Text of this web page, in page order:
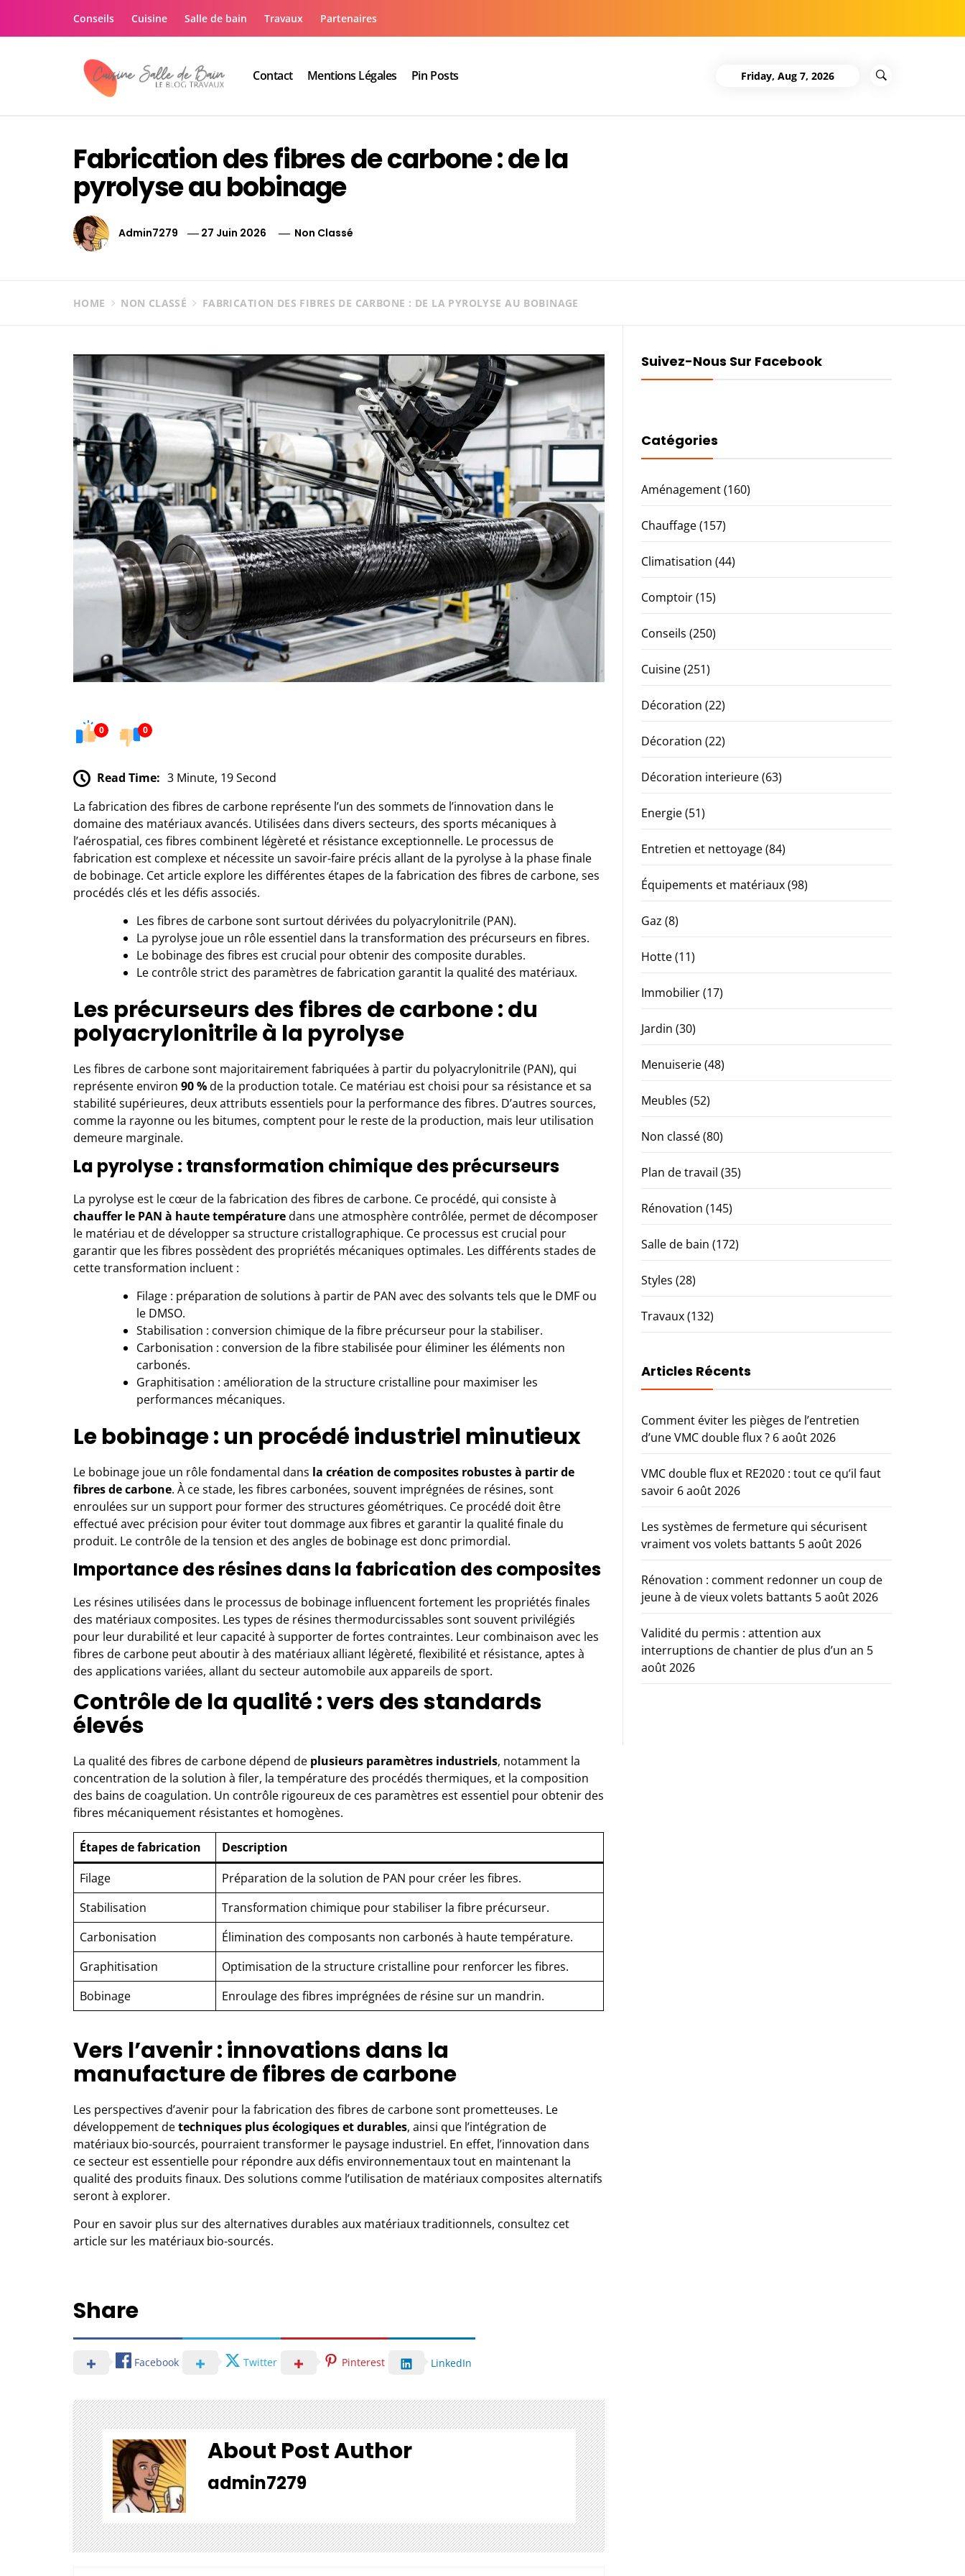
Conseils Cuisine Salle de bain Travaux Partenaires
Contact Mentions Légales Pin Posts Friday, Aug 7, 2026
Fabrication des fibres de carbone : de la
pyrolyse au bobinage
Admin7279 27 Juin 2026 Non Classé
HOME NON CLASSÉ FABRICATION DES FIBRES DE CARBONE : DE LA PYROLYSE AU BOBINAGE
0 0
Read Time: 3 Minute, 19 Second
La fabrication des fibres de carbone représente l’un des sommets de l’innovation dans le
domaine des matériaux avancés. Utilisées dans divers secteurs, des sports mécaniques à
l’aérospatial, ces fibres combinent légèreté et résistance exceptionnelle. Le processus de
fabrication est complexe et nécessite un savoir-faire précis allant de la pyrolyse à la phase finale
de bobinage. Cet article explore les différentes étapes de la fabrication des fibres de carbone, ses
procédés clés et les défis associés.
Les fibres de carbone sont surtout dérivées du polyacrylonitrile (PAN).
La pyrolyse joue un rôle essentiel dans la transformation des précurseurs en fibres.
Le bobinage des fibres est crucial pour obtenir des composite durables.
Le contrôle strict des paramètres de fabrication garantit la qualité des matériaux.
Les précurseurs des fibres de carbone : du
polyacrylonitrile à la pyrolyse
Les fibres de carbone sont majoritairement fabriquées à partir du polyacrylonitrile (PAN), qui
représente environ 90 %de la production totale. Ce matériau est choisi pour sa résistance et sa
stabilité supérieures, deux attributs essentiels pour la performance des fibres. D’autres sources,
comme la rayonne ou les bitumes, comptent pour le reste de la production, mais leur utilisation
demeure marginale.
La pyrolyse : transformation chimique des précurseurs
La pyrolyse est le cœur de la fabrication des fibres de carbone. Ce procédé, qui consiste à
chauffer le PAN à haute températuredans une atmosphère contrôlée, permet de décomposer
le matériau et de développer sa structure cristallographique. Ce processus est crucial pour
garantir que les fibres possèdent des propriétés mécaniques optimales. Les différents stades de
cette transformation incluent :
Filage : préparation de solutions à partir de PAN avec des solvants tels que le DMF ou
le DMSO.
Stabilisation : conversion chimique de la fibre précurseur pour la stabiliser.
Carbonisation : conversion de la fibre stabilisée pour éliminer les éléments non
carbonés.
Graphitisation : amélioration de la structure cristalline pour maximiser les
performances mécaniques.
Le bobinage : un procédé industriel minutieux
Le bobinage joue un rôle fondamental dans la création de composites robustes à partir de
fibres de carbone. À ce stade, les fibres carbonées, souvent imprégnées de résines, sont
enroulées sur un support pour former des structures géométriques. Ce procédé doit être
effectué avec précision pour éviter tout dommage aux fibres et garantir la qualité finale du
produit. Le contrôle de la tension et des angles de bobinage est donc primordial.
Importance des résines dans la fabrication des composites
Les résines utilisées dans le processus de bobinage influencent fortement les propriétés finales
des matériaux composites. Les types de résines thermodurcissables sont souvent privilégiés
pour leur durabilité et leur capacité à supporter de fortes contraintes. Leur combinaison avec les
fibres de carbone peut aboutir à des matériaux alliant légèreté, flexibilité et résistance, aptes à
des applications variées, allant du secteur automobile aux appareils de sport.
Contrôle de la qualité : vers des standards
élevés
La qualité des fibres de carbone dépend de plusieurs paramètres industriels, notamment la
concentration de la solution à filer, la température des procédés thermiques, et la composition
des bains de coagulation. Un contrôle rigoureux de ces paramètres est essentiel pour obtenir des
fibres mécaniquement résistantes et homogènes.
Étapes de fabrication
Description
Filage
Préparation de la solution de PAN pour créer les fibres.
Stabilisation
Transformation chimique pour stabiliser la fibre précurseur.
Carbonisation
Élimination des composants non carbonés à haute température.
Graphitisation
Optimisation de la structure cristalline pour renforcer les fibres.
Bobinage
Enroulage des fibres imprégnées de résine sur un mandrin.
Vers l’avenir : innovations dans la
manufacture de fibres de carbone
Les perspectives d’avenir pour la fabrication des fibres de carbone sont prometteuses. Le
développement detechniques plus écologiques et durables, ainsi que l’intégration de
matériaux bio-sourcés, pourraient transformer le paysage industriel. En effet, l’innovation dans
ce secteur est essentielle pour répondre aux défis environnementaux tout en maintenant la
qualité des produits finaux. Des solutions comme l’utilisation de matériaux composites alternatifs
seront à explorer.
Pour en savoir plus sur des alternatives durables aux matériaux traditionnels, consultez cet
article sur les matériaux bio-sourcés.
Share
Facebook Twitter Pinterest LinkedIn
About Post Author
admin7279
Suivez-Nous Sur Facebook
Catégories
Aménagement(160)
Chauffage(157)
Climatisation (44)
Comptoir(15)
Conseils (250)
Cuisine(251)
Décoration (22)
Décoration (22)
Décoration interieure(63)
Energie(51)
Entretien et nettoyage(84)
Équipements et matériaux(98)
Gaz (8)
Hotte(11)
Immobilier(17)
Jardin (30)
Menuiserie(48)
Meubles (52)
Non classé(80)
Plan de travail (35)
Rénovation (145)
Salle de bain (172)
Styles (28)
Travaux(132)
Articles Récents
Comment éviter les pièges de l’entretien
d’une VMC double flux ? 6 août 2026
VMC double flux et RE2020 : tout ce qu’il faut
savoir 6 août 2026
Les systèmes de fermeture qui sécurisent
vraiment vos volets battants 5 août 2026
Rénovation : comment redonner un coup de
jeune à de vieux volets battants 5 août 2026
Validité du permis : attention aux
interruptions de chantier de plus d’un an 5
août 2026